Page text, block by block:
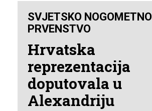
SVJETSKO NOGOMETNO
PRVENSTVO
Hrvatska
reprezentacija
doputovala u
Alexandriju